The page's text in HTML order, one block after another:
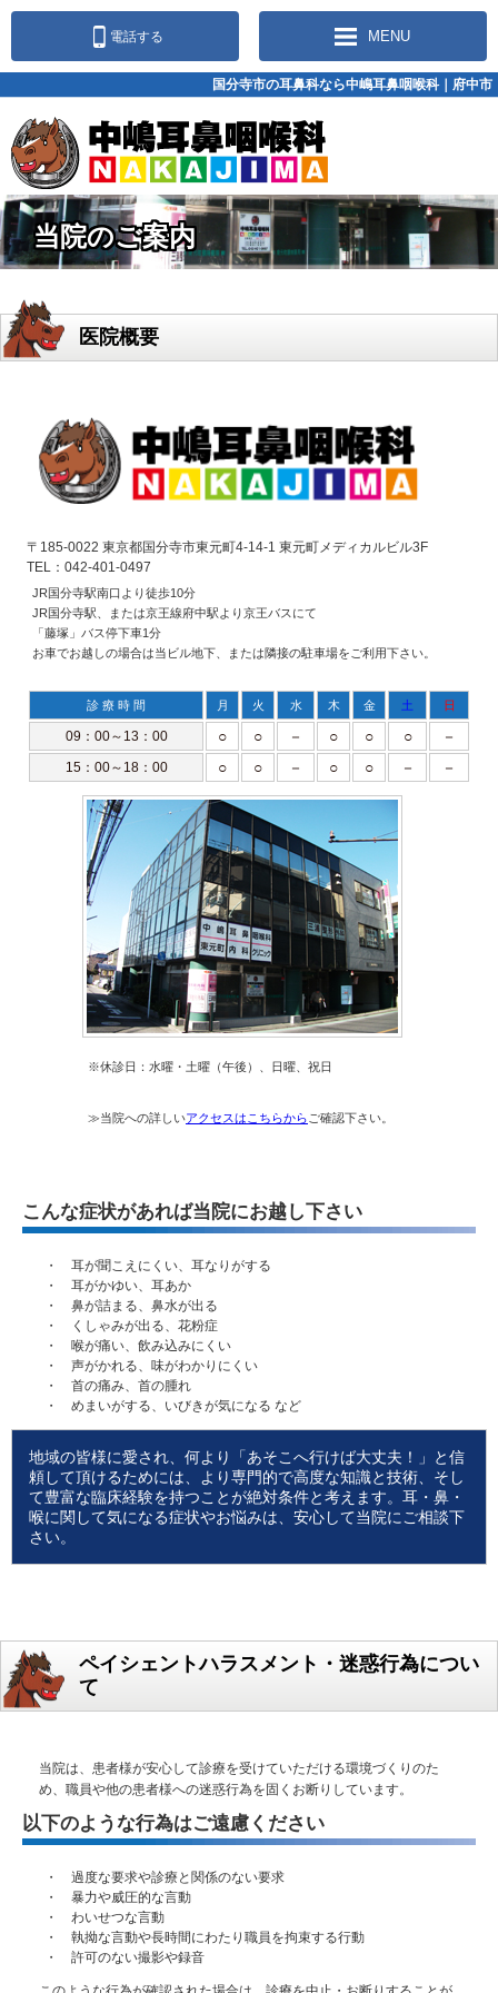
電話する MENU
国分寺市の耳鼻科なら中嶋耳鼻咽喉科｜府中市
当院のご案内
医院概要
〒185-0022 東京都国分寺市東元町4-14-1 東元町メディカルビル3F
TEL：042-401-0497
JR国分寺駅南口より徒歩10分
JR国分寺駅、または京王線府中駅より京王バスにて
「藤塚」バス停下車1分
お車でお越しの場合は当ビル地下、または隣接の駐車場をご利用下さい。
診 療 時 間 月 火 水 木 金 土 日
09：00～13：00 ○ ○ － ○ ○ ○ －
15：00～18：00 ○ ○ － ○ ○ － －
※休診日：水曜・土曜（午後）、日曜、祝日
≫当院への詳しいアクセスはこちらから ご確認下さい。
こんな症状があれば当院にお越し下さい
・ 耳が聞こえにくい、耳なりがする
・ 耳がかゆい、耳あか
・ 鼻が詰まる、鼻水が出る
・ くしゃみが出る、花粉症
・ 喉が痛い、飲み込みにくい
・ 声がかれる、味がわかりにくい
・ 首の痛み、首の腫れ
・ めまいがする、いびきが気になる など
地域の皆様に愛され、何より「あそこへ行けば大丈夫！」と信
頼して頂けるためには、より専門的で高度な知識と技術、そし
て豊富な臨床経験を持つことが絶対条件と考えます。耳・鼻・
喉に関して気になる症状やお悩みは、安心して当院にご相談下
さい。
ペイシェントハラスメント・迷惑行為につい
て
当院は、患者様が安心して診療を受けていただける環境づくりのた
め、職員や他の患者様への迷惑行為を固くお断りしています。
以下のような行為はご遠慮ください
・ 過度な要求や診療と関係のない要求
・ 暴力や威圧的な言動
・ わいせつな言動
・ 執拗な言動や長時間にわたり職員を拘束する行動
・ 許可のない撮影や録音